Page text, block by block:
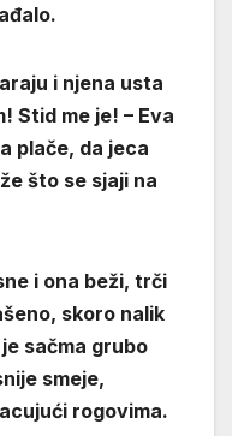
i njena usta
Stid me je! – Eva
plače, da jeca
što se sjaji na
i ona beži, trči
skoro nalik
sačma grubo
smeje,
rogovima.